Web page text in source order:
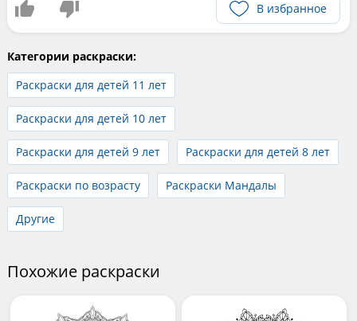
В избранное
Категории раскраски:
Раскраски для детей 11 лет
Раскраски для детей 10 лет
Раскраски для детей 9 лет Раскраски для детей 8 лет
Раскраски по возрасту Раскраски Мандалы
Другие
Похожие раскраски